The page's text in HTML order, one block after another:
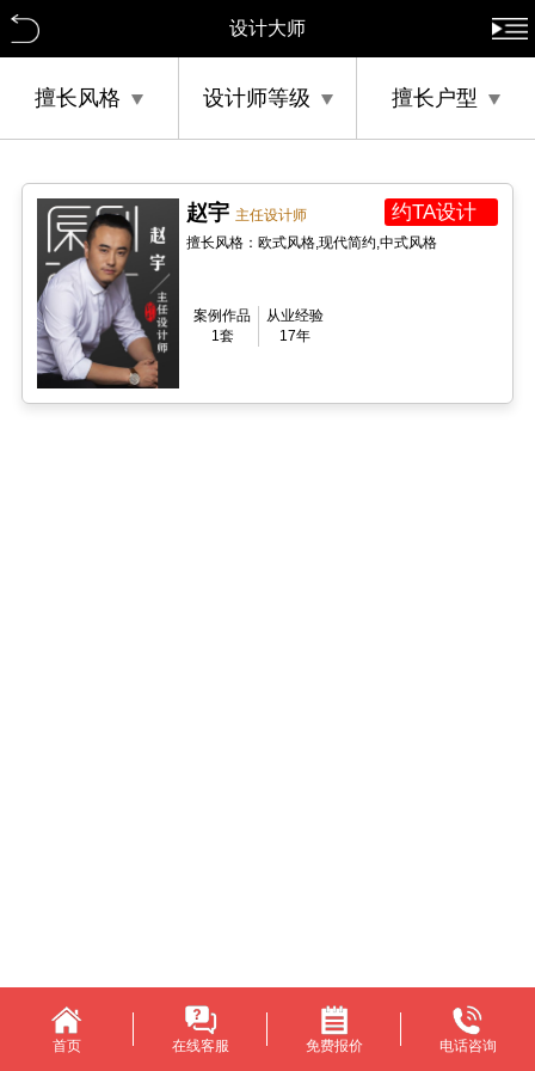
设计大师
擅长风格 设计师等级 擅长户型
赵宇 主任设计师 约TA设计
擅长风格：欧式风格,现代简约,中式风格
案例作品
1套
从业经验
17年
首页 在线客服 免费报价 电话咨询